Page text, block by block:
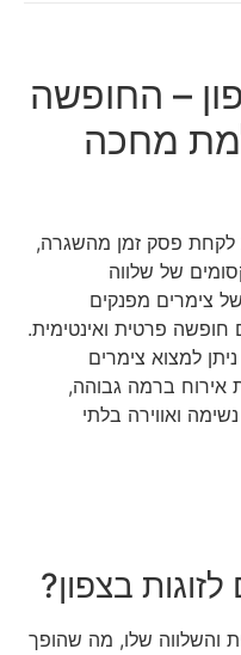
– החופשה
מחכה
לקחת פסק זמן מהשגרה,
של שלווה
צימרים מפנקים
חופשה פרטית ואינטימית.
למצוא צימרים
אירוח ברמה גבוהה,
ואווירה בלתי
בצפון?
והשלווה שלו, מה שהופך